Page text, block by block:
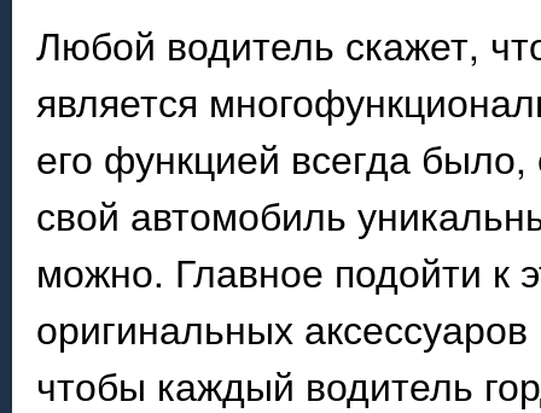
Любой водитель скажет,
является
его функцией всегда
свой автомобиль
можно. Главное подойти к
оригинальных
чтобы каждый водитель